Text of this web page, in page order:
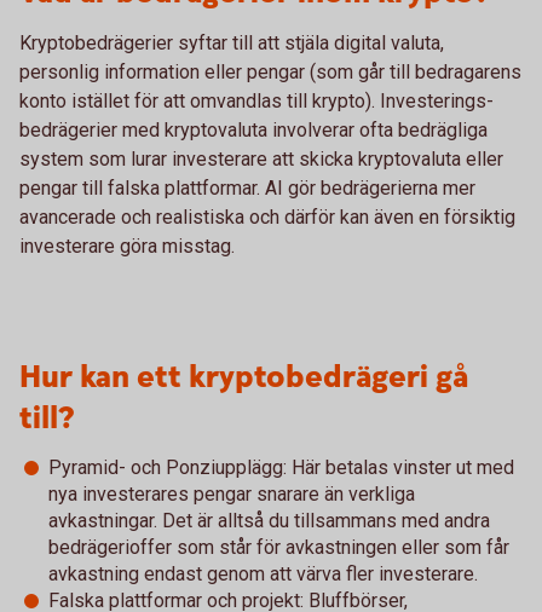
Krypto­bedrägerier syftar till att stjäla digital valuta,
personlig information eller pengar (som går till bedragarens
konto istället för att omvandlas till krypto). Investerings­
bedrägerier med krypto­valuta involverar ofta bedrägliga
system som lurar investerare att skicka krypto­valuta eller
pengar till falska plattformar. AI gör bedrägerierna mer
avancerade och realistiska och därför kan även en försiktig
investerare göra misstag.
Hur kan ett kryptobedrägeri gå
till?
Pyramid- och Ponziupplägg: Här betalas vinster ut med
nya investerares pengar snarare än verkliga
avkastningar. Det är alltså du tillsammans med andra
bedrägerioffer som står för avkastningen eller som får
avkastning endast genom att värva fler investerare.
Falska plattformar och projekt: Bluffbörser,